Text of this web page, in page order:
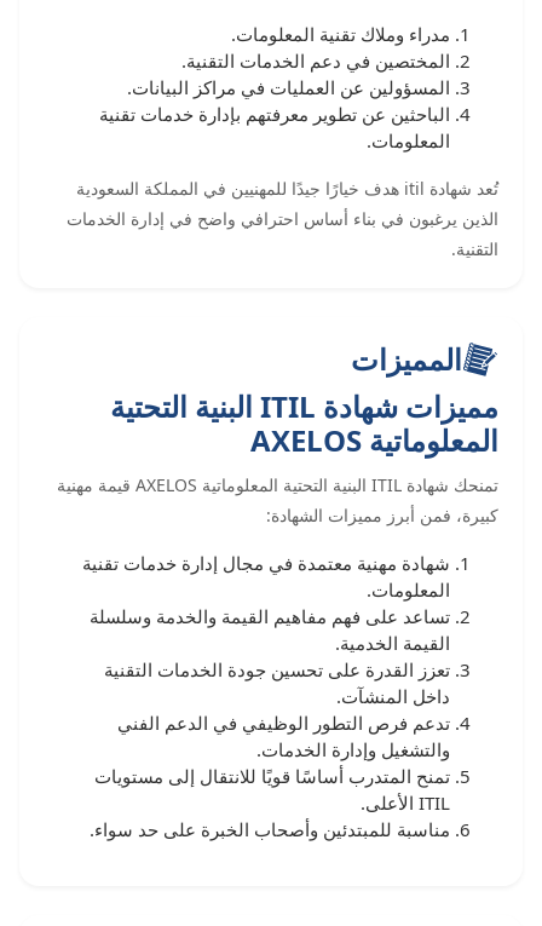
مدراء وملاك تقنية المعلومات.
المختصين في دعم الخدمات التقنية.
المسؤولين عن العمليات في مراكز البيانات.
الباحثين عن تطوير معرفتهم بإدارة خدمات تقنية
المعلومات.
تُعد شهادة itil هدف خيارًا جيدًا للمهنيين في المملكة السعودية
الذين يرغبون في بناء أساس احترافي واضح في إدارة الخدمات
التقنية.
المميزات
مميزات شهادة ITIL البنية التحتية
المعلوماتية AXELOS
تمنحك شهادة ITIL البنية التحتية المعلوماتية AXELOS قيمة مهنية
كبيرة، فمن أبرز مميزات الشهادة:
شهادة مهنية معتمدة في مجال إدارة خدمات تقنية
المعلومات.
تساعد على فهم مفاهيم القيمة والخدمة وسلسلة
القيمة الخدمية.
تعزز القدرة على تحسين جودة الخدمات التقنية
داخل المنشآت.
تدعم فرص التطور الوظيفي في الدعم الفني
والتشغيل وإدارة الخدمات.
تمنح المتدرب أساسًا قويًا للانتقال إلى مستويات
ITIL الأعلى.
مناسبة للمبتدئين وأصحاب الخبرة على حد سواء.